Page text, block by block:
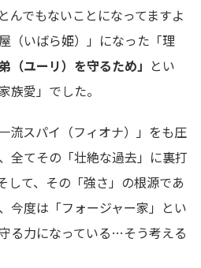
んでもないことになってますよ
（いばら姫）」になった「理
（ユーリ）を守るため」 とい
族愛」でした。
流スパイ（フィオナ）」をも圧
全てその「壮絶な過去」に裏打
して、その「強さ」の根源であ
今度は「フォージャー家」とい
る力になっている…そう考える